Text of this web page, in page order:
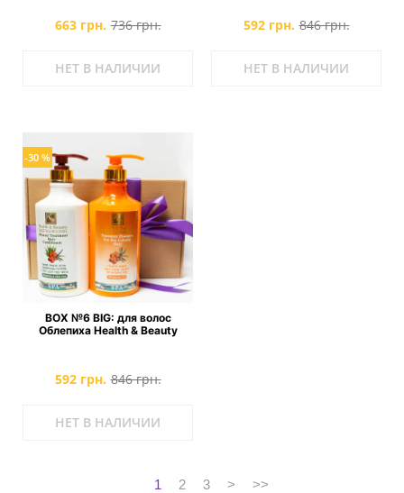
663 грн. 736 грн.
НЕТ В НАЛИЧИИ
592 грн. 846 грн.
НЕТ В НАЛИЧИИ
-30 %
BOX №6 BIG: для волос
Облепиха Health & Beauty
592 грн. 846 грн.
НЕТ В НАЛИЧИИ
1 2 3 > >>